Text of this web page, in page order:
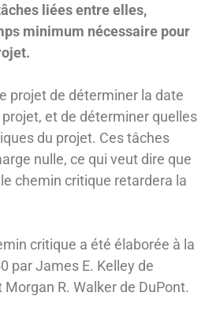
liées entre elles,
minimum nécessaire pour
projet de déterminer la date
et de déterminer quelles
du projet. Ces tâches
nulle, ce qui veut dire que
chemin critique retardera la
critique a été élaborée à la
par James E. Kelley de
R. Walker de DuPont.